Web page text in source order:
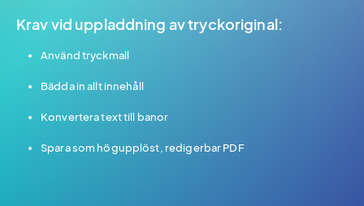
Krav vid uppladdning av tryckoriginal:
Använd tryckmall
Bädda in allt innehåll
Konvertera text till banor
Spara som högupplöst, redigerbar PDF